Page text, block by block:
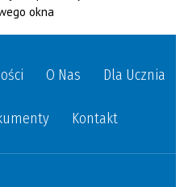
O Nas Dla Ucznia
Kontakt